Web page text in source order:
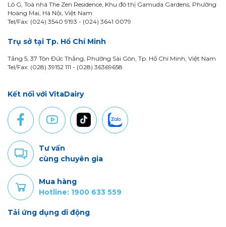
Lô G, Toà nhà The Zen Residence, Khu đô thị Gamuda Gardens, Phường
Hoàng Mai, Hà Nội, Việt Nam
Tel/Fax: (024) 3540 9193 - (024) 3641 0079
Trụ sở tại Tp. Hồ Chí Minh
Tầng 5, 37 Tôn Đức Thắng, Phường Sài Gòn, Tp. Hồ Chí Minh, Việt Nam
Tel/Fax: (028) 39152 111 - (028) 36369658
Kết nối với VitaDairy
Tư vấn
cùng chuyên gia
Mua hàng
Hotline: 1900 633 559
Tải ứng dụng di động